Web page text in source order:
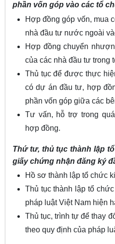
phần vốn góp vào các tổ
Hợp đồng góp vốn, mua
nhà đầu tư nước ngoài
Hợp đồng chuyển
của các nhà đầu tư trong
Thủ tục để được thực
có dự án đầu tư, hợp
phần vốn góp giữa các
Tư vấn, hỗ trợ trong
hợp đồng.
Thứ tư, thủ tục thành lập
giấy chứng nhận đăng ký
Hồ sơ thành lập tổ chức
Thủ tục thành lập tổ
pháp luật Việt Nam hiện
Thủ tục, trình tự để thay
theo quy định của pháp